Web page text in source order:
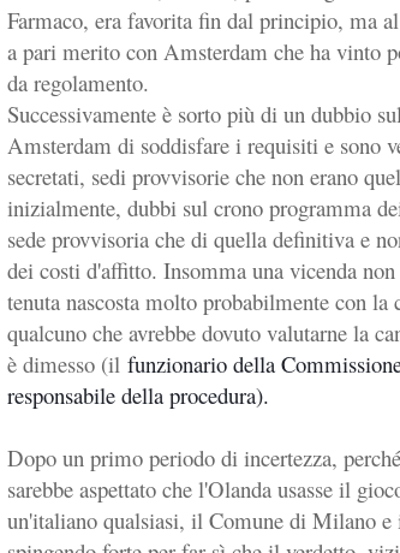
Farmaco, era favorita fin dal principio, ma
a pari merito con Amsterdam che ha vinto
da regolamento.
Successivamente è sorto più di un dubbio
Amsterdam di soddisfare i requisiti e sono
secretati, sedi provvisorie che non erano
inizialmente, dubbi sul crono programma
sede provvisoria che di quella definitiva e
dei costi d'affitto. Insomma una vicenda
tenuta nascosta molto probabilmente con
qualcuno che avrebbe dovuto valutarne la
è dimesso (il funzionario della
responsabile della procedura).
Dopo un primo periodo di incertezza,
sarebbe aspettato che l'Olanda usasse il
un'italiano qualsiasi, il Comune di Milano e